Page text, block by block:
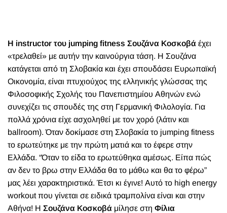
Η instructor του jumping fitness Σουζάνα Κοσκοβά έχει
«τρελαθεί» με αυτήν την καινούργια τάση. Η Σουζάνα
κατάγεται από τη Σλοβακία και έχει σπουδάσει Ευρωπαϊκή
Οικονομία, είναι πτυχιούχος της ελληνικής γλώσσας της
Φιλοσοφικής Σχολής του Πανεπιστημίου Αθηνών ενώ
συνεχίζει τις σπουδές της στη Γερμανική Φιλολογία. Για
πολλά χρόνια είχε ασχοληθεί με τον χορό (λάτιν και
ballroom). Όταν δοκίμασε στη Σλοβακία το jumping fitness
το ερωτεύτηκε με την πρώτη ματιά και το έφερε στην
Ελλάδα. “Όταν το είδα το ερωτεύθηκα αμέσως. Είπα πώς
αν δεν το βρω στην Ελλάδα θα το μάθω και θα το φέρω”
μας λέει χαρακτηριστικά. Έτσι κι έγινε! Αυτό το high energy
workout που γίνεται σε ειδικά τραμπολίνα είναι και στην
Αθήνα! Η Σουζάνα Κοσκοβά μίλησε στη Φίλια